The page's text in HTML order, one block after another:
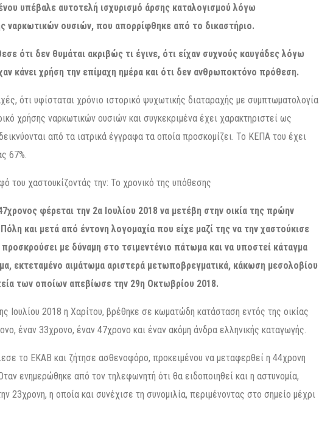
υπέβαλε αυτοτελή ισχυρισμό άρσης καταλογισμού λόγω
ναρκωτικών ουσιών, που απορρίφθηκε από το δικαστήριο.
ότι δεν θυμάται ακριβώς τι έγινε, ότι είχαν συχνούς καυγάδες λόγω
κάνει χρήση την επίμαχη ημέρα και ότι δεν ανθρωποκτόνο πρόθεση.
ότι υφίσταται χρόνιο ιστορικό ψυχωτικής διαταραχής με συμπτωματολογία
χρήσης ναρκωτικών ουσιών και συγκεκριμένα έχει χαρακτηριστεί ως
από τα ιατρικά έγγραφα τα οποία προσκομίζει. Το ΚΕΠΑ του έχει
67%.
του χαστουκίζοντάς την: Το χρονικό της υπόθεσης
φέρεται την 2α Ιουλίου 2018 να μετέβη στην οικία της πρώην
και μετά από έντονη λογομαχία που είχε μαζί της να την χαστούκισε
με δύναμη στο τσιμεντένιο πάτωμα και να υποστεί κάταγμα
εκτεταμένο αιμάτωμα αριστερά μετωποβρεγματικά, κάκωση μεσολοβίου
των οποίων απεβίωσε την 29η Οκτωβρίου 2018.
Ιουλίου 2018 η Χαρίτου, βρέθηκε σε κωματώδη κατάσταση εντός της οικίας
έναν 33χρονο, έναν 47χρονο και έναν ακόμη άνδρα ελληνικής καταγωγής.
το ΕΚΑΒ και ζήτησε ασθενοφόρο, προκειμένου να μεταφερθεί η 44χρονη
ενημερώθηκε από τον τηλεφωνητή ότι θα ειδοποιηθεί και η αστυνομία,
23χρονη, η οποία και συνέχισε τη συνομιλία, περιμένοντας στο σημείο μέχρι